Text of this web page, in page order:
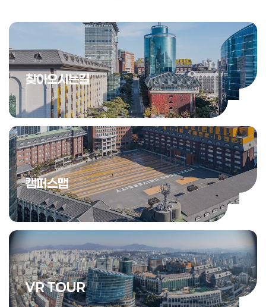
찾아오시는길
서경대학교 찾아오시는 길을
찾아오
캠퍼스맵
서경대학교 주요 시설과 위치를
캠퍼스
VR TOUR